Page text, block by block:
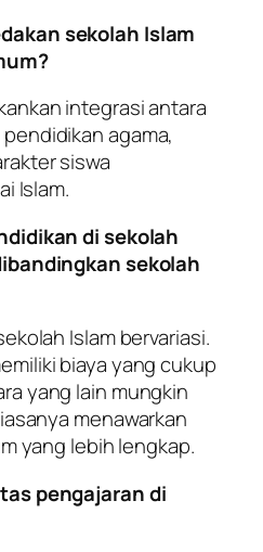
sekolah Islam
integrasi antara
agama,
siswa
Islam.
di sekolah
sekolah
Islam bervariasi.
biaya yang cukup
yang lain mungkin
menawarkan
yang lebih lengkap.
pengajaran di